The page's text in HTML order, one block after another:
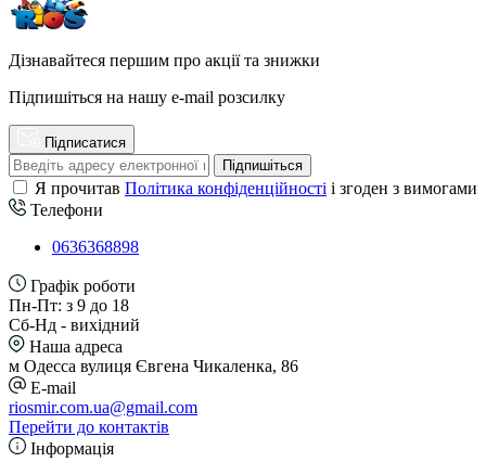
Дізнавайтеся першим про акції та знижки
Підпишіться на нашу e-mail розсилку
Підписатися
Підпишіться
Я прочитав Політика конфіденційності і згоден з вимогами
Телефони
0636368898
Графік роботи
Пн-Пт: з 9 до 18
Сб-Нд - вихідний
Наша адреса
м Одесса вулиця Євгена Чикаленка, 86
E-mail
riosmir.com.ua@gmail.com
Перейти до контактів
Інформація